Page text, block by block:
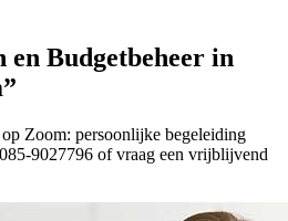
Budgetbeheer in
Zoom: persoonlijke begeleiding
9027796 of vraag een vrijblijvend